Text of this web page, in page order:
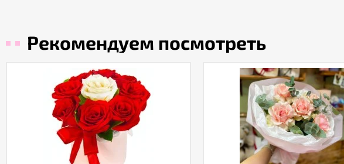
Рекомендуем посмотреть